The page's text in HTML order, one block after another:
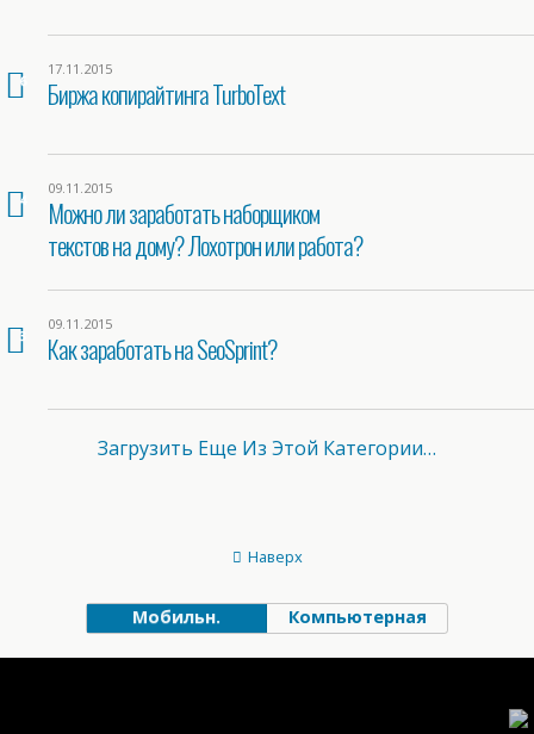
6
17.11.2015
Биржа копирайтинга TurboText
4
09.11.2015
Можно ли заработать наборщиком
текстов на дому? Лохотрон или работа?
3
09.11.2015
Как заработать на SeoSprint?
Загрузить Еще Из Этой Категории…
Наверх
Мобильн. Компьютерная